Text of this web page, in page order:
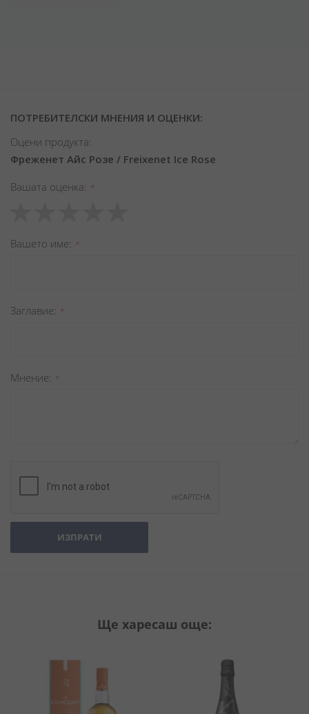
ПОТРЕБИТЕЛСКИ МНЕНИЯ И ОЦЕНКИ:
Оцени продукта:
Фреженет Айс Розе / Freixenet Ice Rose
Вашата оценка
star
stars
stars
stars
stars
Вашето име
Заглавиe
Мнение
ИЗПРАТИ
Ще харесаш още: